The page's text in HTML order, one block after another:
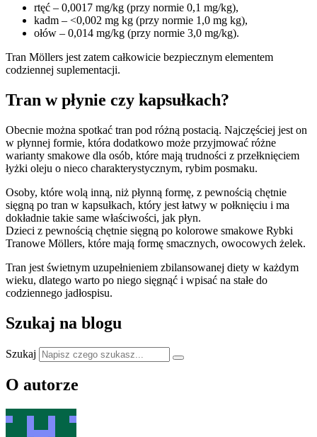
rtęć – 0,0017 mg/kg (przy normie 0,1 mg/kg),
kadm – <0,002 mg kg (przy normie 1,0 mg kg),
ołów – 0,014 mg/kg (przy normie 3,0 mg/kg).
Tran Möllers jest zatem całkowicie bezpiecznym elementem
codziennej suplementacji.
Tran w płynie czy kapsułkach?
Obecnie można spotkać tran pod różną postacią. Najczęściej jest on
w płynnej formie, która dodatkowo może przyjmować różne
warianty smakowe dla osób, które mają trudności z przełknięciem
łyżki oleju o nieco charakterystycznym, rybim posmaku.
Osoby, które wolą inną, niż płynną formę, z pewnością chętnie
sięgną po tran w kapsułkach, który jest łatwy w połknięciu i ma
dokładnie takie same właściwości, jak płyn.
Dzieci z pewnością chętnie sięgną po kolorowe smakowe Rybki
Tranowe Möllers, które mają formę smacznych, owocowych żelek.
Tran jest świetnym uzupełnieniem zbilansowanej diety w każdym
wieku, dlatego warto po niego sięgnąć i wpisać na stałe do
codziennego jadłospisu.
Szukaj na blogu
Szukaj
O autorze